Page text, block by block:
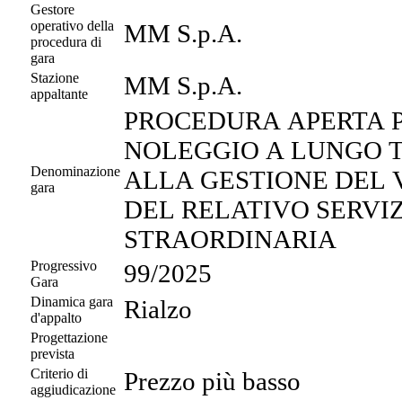
Gestore
operativo della
procedura di
gara
MM S.p.A.
Stazione
appaltante
MM S.p.A.
Denominazione
gara
PROCEDURA APERTA
NOLEGGIO A LUNGO
ALLA GESTIONE DEL
DEL RELATIVO
STRAORDINARIA
Progressivo
Gara
99/2025
Dinamica gara
d'appalto
Rialzo
Progettazione
prevista
Criterio di
aggiudicazione Prezzo più basso